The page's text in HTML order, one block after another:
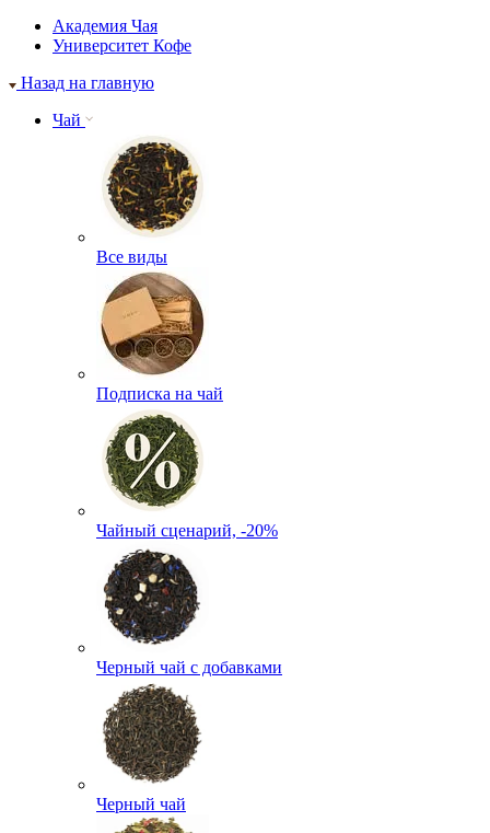
Академия Чая
Университет Кофе
Назад на главную
Чай
Все виды
Подписка на чай
Чайный сценарий, -20%
Черный чай с добавками
Черный чай